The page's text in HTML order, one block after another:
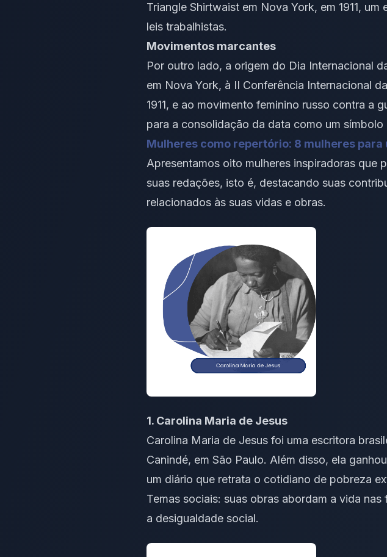
Triangle Shirtwaist em Nova York, em 1911,
leis trabalhistas.
Movimentos marcantes
Por outro lado, a origem do Dia Internacional
em Nova York, à II Conferência Internacional
1911, e ao movimento feminino russo contra a
para a consolidação da data como um símbolo
Mulheres como repertório: 8 mulheres para
Apresentamos oito mulheres inspiradoras que
suas redações, isto é, destacando suas
relacionados às suas vidas e obras.
1. Carolina Maria de Jesus
Carolina Maria de Jesus foi uma escritora
Canindé, em São Paulo. Além disso, ela
um diário que retrata o cotidiano de pobreza
Temas sociais: suas obras abordam a vida
a desigualdade social.